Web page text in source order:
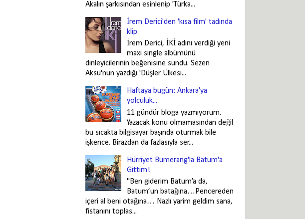
Akalın şarkısından esinlenip 'Türka...
İrem Derici'den 'kısa film' tadında
klip
İrem Derici, İKİ adını verdiği yeni
maxi single albümünü
dinleyicilerinin beğenisine sundu. Sezen
Aksu'nun yazdığı 'Düşler Ülkesi...
Haftaya bugün: Ankara'ya
yolculuk...
11 gündür bloga yazmıyorum.
Yazacak konu olmamasından değil
bu sıcakta bilgisayar başında oturmak bile
işkence. Birazdan da fazlasıyla ser...
Hürriyet Bumerang'la Batum'a
Gittim!
"Ben giderim Batum’a da,
Batum’un batağına…Pencereden
içeri al beni otağına… Nazlı yarim geldim sana,
fistanını toplas...